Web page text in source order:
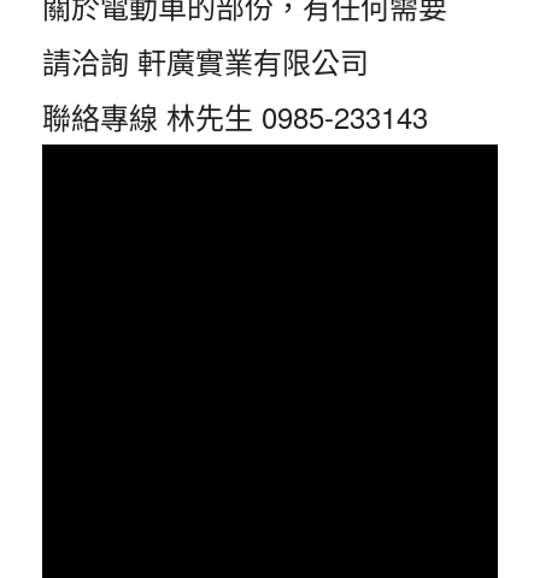
請洽詢 軒廣實業有限公司
聯絡專線 林先生 0985-233143